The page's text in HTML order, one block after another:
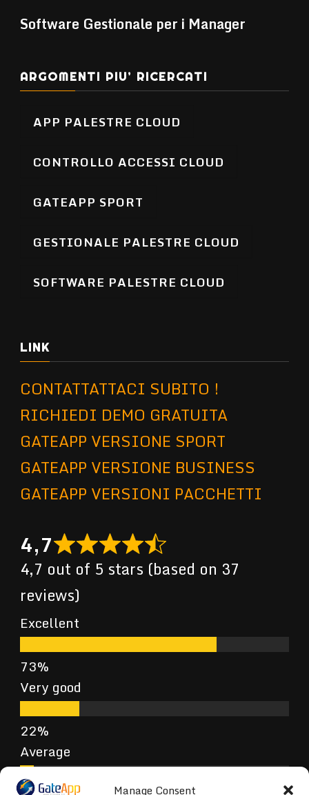
Manage Consent
Software Gestionale per i Manager
ARGOMENTI PIU’ RICERCATI
APP PALESTRE CLOUD
CONTROLLO ACCESSI CLOUD
GATEAPP SPORT
GESTIONALE PALESTRE CLOUD
SOFTWARE PALESTRE CLOUD
LINK
CONTATTATTACI SUBITO !
RICHIEDI DEMO GRATUITA
GATEAPP VERSIONE SPORT
GATEAPP VERSIONE BUSINESS
GATEAPP VERSIONI PACCHETTI
4,7
4,7 out of 5 stars (based on 37
reviews)
Excellent
Very good
Average